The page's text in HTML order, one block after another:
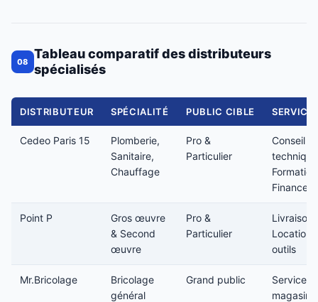
08
Tableau comparatif des distributeurs
spécialisés
DISTRIBUTEUR SPÉCIALITÉ PUBLIC CIBLE
Cedeo Paris 15
Plomberie,
Sanitaire,
Chauffage
Pro &
Particulier
Conseil
Point P
Gros œuvre
& Second
œuvre
Pro &
Particulier
Livraison,
Location
outils
Mr.Bricolage
Bricolage
général
Grand public
Services
magasin